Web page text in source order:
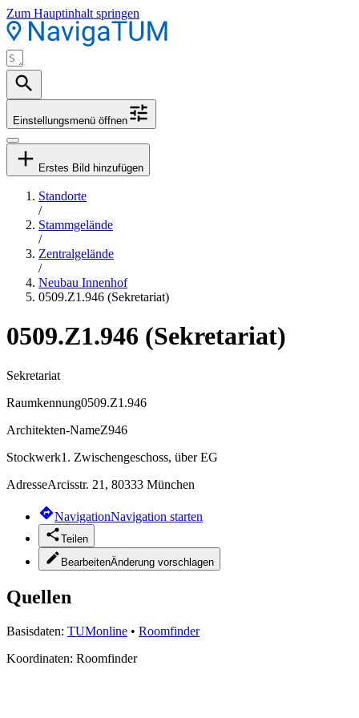
Zum Hauptinhalt springen
Einstellungsmenü öffnen
Erstes Bild hinzufügen
Standorte
/
Stammgelände
/
Zentralgelände
/
Neubau Innenhof
0509.Z1.946 (Sekretariat)
0509.Z1.946 (Sekretariat)
Sekretariat
Raumkennung0509.Z1.946
Architekten-NameZ946
Stockwerk1. Zwischengeschoss, über EG
AdresseArcisstr. 21, 80333 München
NavigationNavigation starten
Teilen
BearbeitenÄnderung vorschlagen
Quellen
Basisdaten: TUMonline • Roomfinder
Koordinaten: Roomfinder